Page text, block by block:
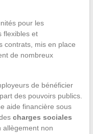
pour les
flexibles et
contrats, mis en place
de nombreux
de bénéficier
des pouvoirs publics.
aide financière sous
charges sociales
allègement non